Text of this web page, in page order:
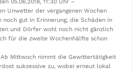
Unwetter der vergangenen Wochen
gut in Erinnerung, die Schäden in
und Dörfer wohl noch nicht gänzlich
für die zweite Wochenhälfte schon
Mittwoch nimmt die Gewittertätigkeit
sukzessive zu, wobei erneut lokal